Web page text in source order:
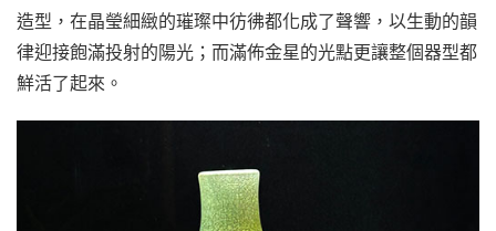
造型，在晶瑩細緻的璀璨中彷彿都化成了聲響，以生動的韻
律迎接飽滿投射的陽光；而滿佈金星的光點更讓整個器型都
鮮活了起來。